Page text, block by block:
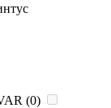
(0)